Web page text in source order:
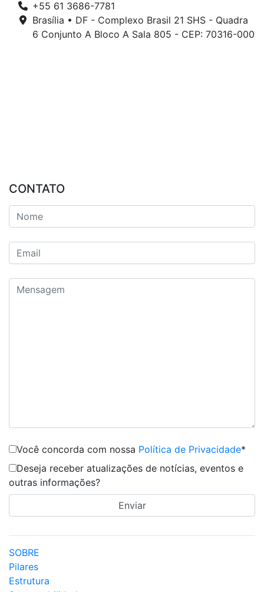
+55 61 3686-7781
Brasília • DF - Complexo Brasil 21 SHS - Quadra
6 Conjunto A Bloco A Sala 805 - CEP: 70316-000
CONTATO
Você concorda com nossa Política de Privacidade*
Deseja receber atualizações de notícias, eventos e
outras informações?
SOBRE
Pilares
Estrutura